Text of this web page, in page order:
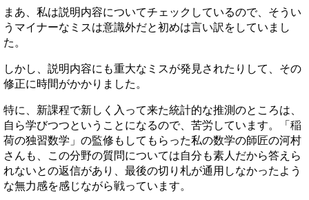
まあ、私は説明内容についてチェックしているので、そうい
うマイナーなミスは意識外だと初めは言い訳をしていまし
た。
しかし、説明内容にも重大なミスが発見されたりして、その
修正に時間がかかりました。
特に、新課程で新しく入って来た統計的な推測のところは、
自ら学びつつということになるので、苦労しています。「稲
荷の独習数学」の監修もしてもらった私の数学の師匠の河村
さんも、この分野の質問については自分も素人だから答えら
れないとの返信があり、最後の切り札が通用しなかったよう
な無力感を感じながら戦っています。